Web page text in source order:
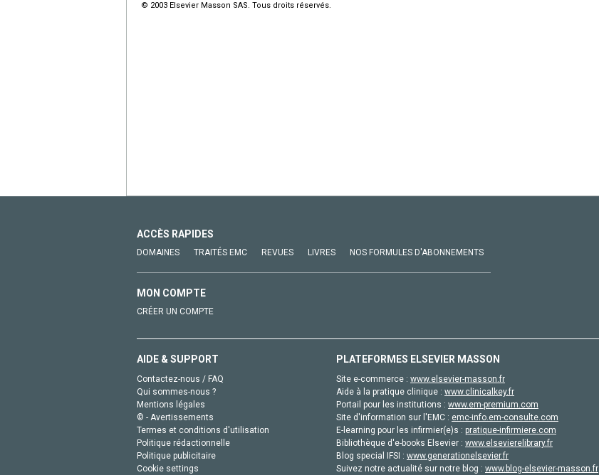
© 2003 Elsevier Masson SAS. Tous droits réservés.
ACCÈS RAPIDES
DOMAINES TRAITÉS EMC REVUES LIVRES NOS FORMULES D'ABONNEMENTS
MON COMPTE
CRÉER UN COMPTE
AIDE & SUPPORT
Contactez-nous / FAQ
Qui sommes-nous ?
Mentions légales
© - Avertissements
Termes et conditions d'utilisation
Politique rédactionnelle
Politique publicitaire
Cookie settings
PLATEFORMES ELSEVIER MASSON
Site e-commerce : www.elsevier-masson.fr
Aide à la pratique clinique : www.clinicalkey.fr
Portail pour les institutions : www.em-premium.com
Site d'information sur l'EMC : emc-info.em-consulte.com
E-learning pour les infirmier(e)s : pratique-infirmiere.com
Bibliothèque d'e-books Elsevier : www.elsevierelibrary.fr
Blog special IFSI : www.generationelsevier.fr
Suivez notre actualité sur notre blog : www.blog-elsevier-masson.fr